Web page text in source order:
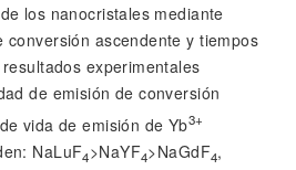
los nanocristales mediante
conversión ascendente y tiempos
experimentales
de emisión de conversión
vida de emisión de Yb3+
NaLuF4>NaYF4>NaGdF4,